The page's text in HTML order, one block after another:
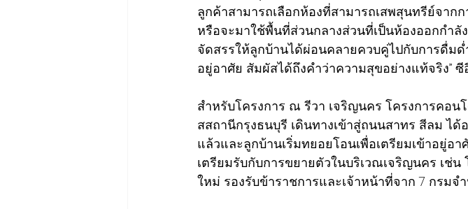
ลูกค้าสามารถเลือกห้องที่สามารถเสพสุนทรีย์จาก
หรือจะมาใช้พื้นที่ส่วนกลางส่วนที่เป็นห้องออกกำลั
จัดสรรให้ลูกบ้านได้ผ่อนคลายควบคู่ไปกับการดื่ม
อยู่อาศัย สัมผัสได้ถึงคำว่าความสุขอย่างแท้จริง”
สำหรับโครงการ ณ รีวา เจริญนคร โครงการคอ
สสถานีกรุงธนบุรี เดินทางเข้าสู่ถนนสาทร สีลม ไ
แล้วและลูกบ้านเริ่มทยอยโอนเพื่อเตรียมเข้าอยู่อ
เตรียมรับกับการขยายตัวในบริเวณเจริญนคร เช่
ใหม่ รองรับข้าราชการและเจ้าหน้าที่จาก 7 กรมจ